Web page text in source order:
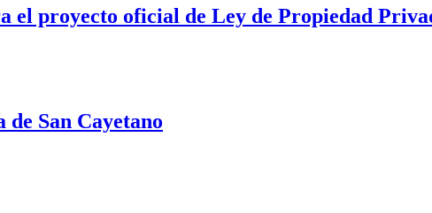
el proyecto oficial de Ley de Propiedad
San Cayetano